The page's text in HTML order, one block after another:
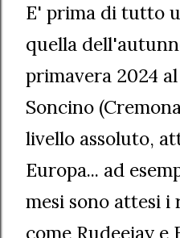
E' prima di tutto
quella
primavera 2024
Soncino
livello assoluto,
Europa... ad
mesi sono attesi
come Rudeejay